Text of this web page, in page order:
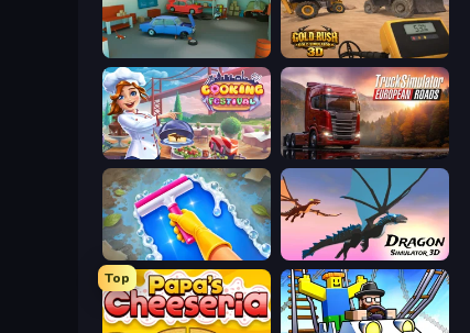
Gold Rush: Gold Simulator 3D
Cooking Festival Truck Simulator: European Roads
Hotel Rush: Merge Story Dragon Simulator 3D
Top